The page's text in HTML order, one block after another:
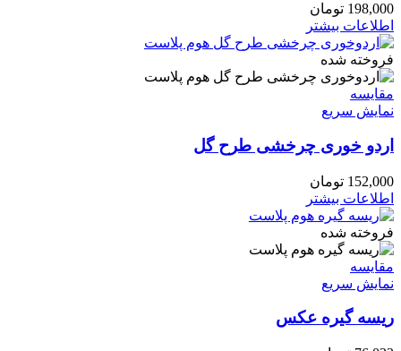
198,000 تومان
اطلاعات بیشتر
فروخته شده
مقايسه
نمایش سریع
اردو خوری چرخشی طرح گل
152,000 تومان
اطلاعات بیشتر
فروخته شده
مقايسه
نمایش سریع
ریسه گیره عکس